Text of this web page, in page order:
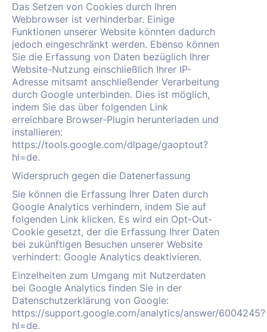
Das Setzen von Cookies durch Ihren
Webbrowser ist verhinderbar. Einige
Funktionen unserer Website könnten dadurch
jedoch eingeschränkt werden. Ebenso können
Sie die Erfassung von Daten bezüglich Ihrer
Website-Nutzung einschließlich Ihrer IP-
Adresse mitsamt anschließender Verarbeitung
durch Google unterbinden. Dies ist möglich,
indem Sie das über folgenden Link
erreichbare Browser-Plugin herunterladen und
installieren:
https://tools.google.com/dlpage/gaoptout?
hl=de.
Widerspruch gegen die Datenerfassung
Sie können die Erfassung Ihrer Daten durch
Google Analytics verhindern, indem Sie auf
folgenden Link klicken. Es wird ein Opt-Out-
Cookie gesetzt, der die Erfassung Ihrer Daten
bei zukünftigen Besuchen unserer Website
verhindert: Google Analytics deaktivieren.
Einzelheiten zum Umgang mit Nutzerdaten
bei Google Analytics finden Sie in der
Datenschutzerklärung von Google:
https://support.google.com/analytics/answer/6004245?
hl=de.